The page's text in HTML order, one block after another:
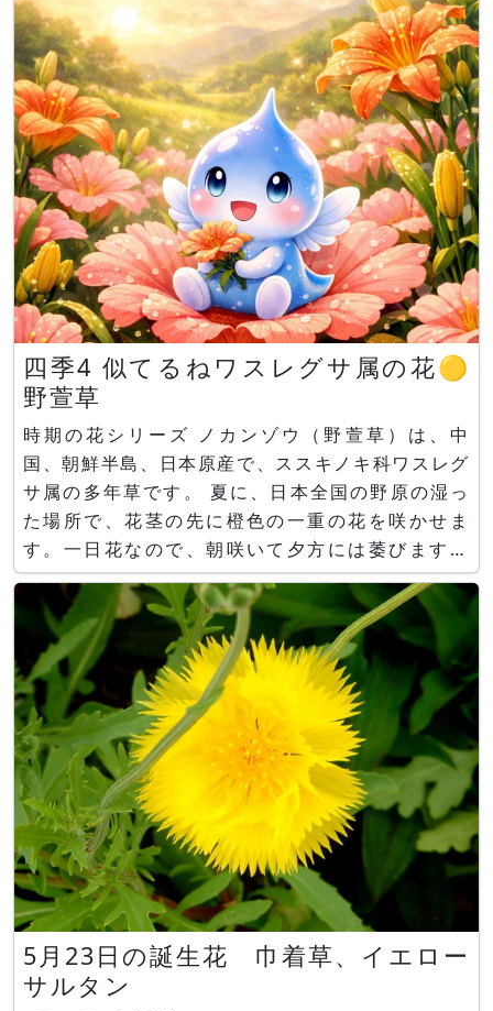
四季4 似てるねワスレグサ属の花🟡
野萱草
時期の花シリーズ ノカンゾウ（野萱草）は、中
国、朝鮮半島、日本原産で、ススキノキ科ワスレグ
サ属の多年草です。 夏に、日本全国の野原の湿っ
た場所で、花茎の先に橙色の一重の花を咲かせま
す。一日花なので、朝咲いて夕方には萎びます。
花は下部が筒状で、先端が6花被片に分かれて平開
します。葉は細長く弓なりに曲がります。 花や若
葉、芽は食用となり、全草及び蕾を乾したものは金
針菜という生薬になります。 ノ
5月23日の誕生花 巾着草、イエロー
サルタン